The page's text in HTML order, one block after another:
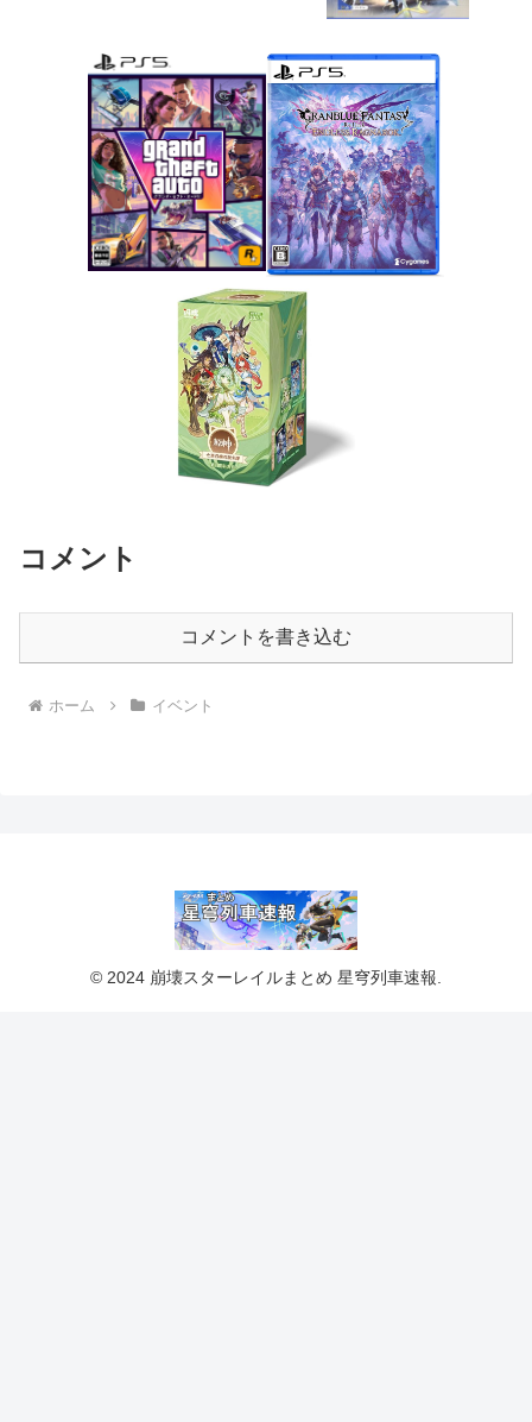
コメント
コメントを書き込む
ホーム イベント
© 2024 崩壊スターレイルまとめ 星穹列車速報.